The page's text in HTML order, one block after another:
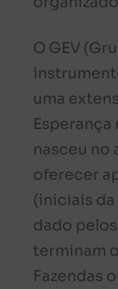
O GEV
uma
nasceu no
oferecer
(iniciais da
dado
terminam
Fazendas